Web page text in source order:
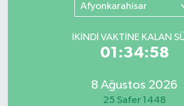
Afyonkarahisar
İKINDI VAKTİNE KALAN
01:34:58
8 Ağustos 2026
25 Safer 1448
Kahramanmaraş Trafik
Süper Lig Puan Durumu ve
Tüm Manşetler